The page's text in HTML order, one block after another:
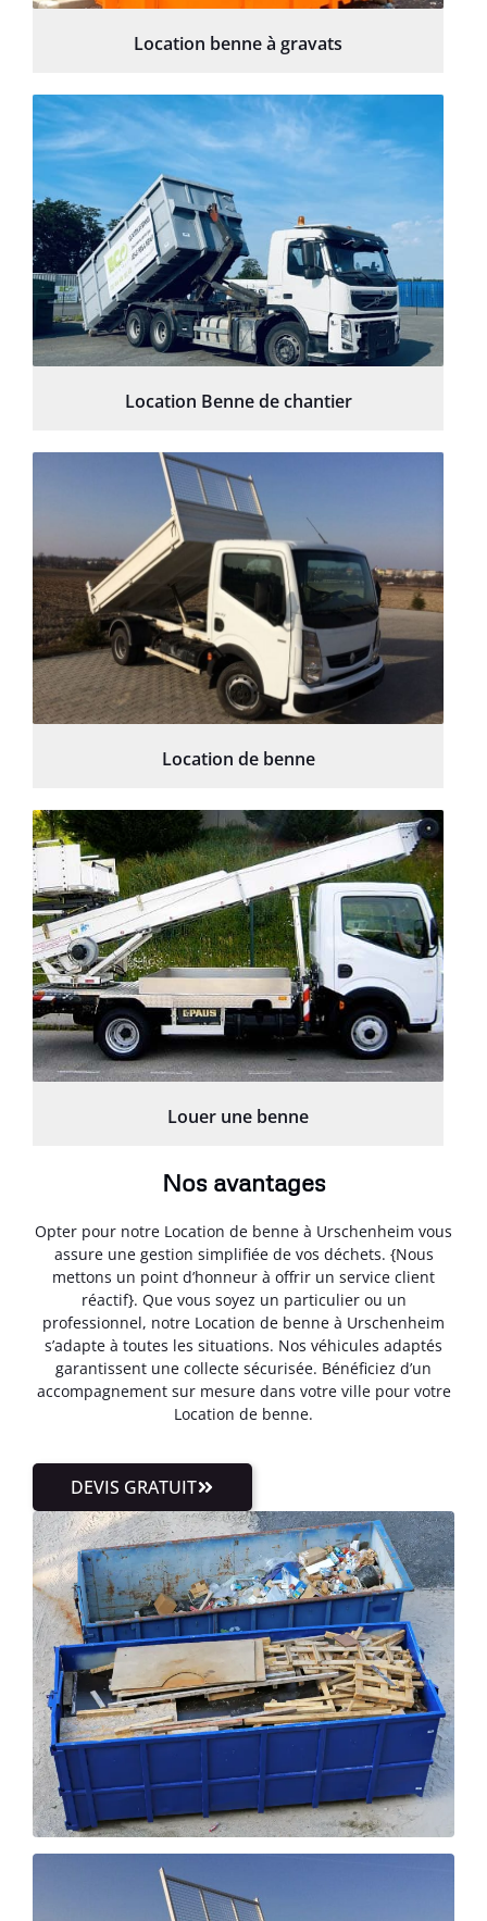
Location benne à gravats
Location Benne de chantier
Location de benne
Louer une benne
Nos avantages
Opter pour notre Location de benne à Urschenheim vous
assure une gestion simplifiée de vos déchets. {Nous
mettons un point d’honneur à offrir un service client
réactif}. Que vous soyez un particulier ou un
professionnel, notre Location de benne à Urschenheim
s’adapte à toutes les situations. Nos véhicules adaptés
garantissent une collecte sécurisée. Bénéficiez d’un
accompagnement sur mesure dans votre ville pour votre
Location de benne.
DEVIS GRATUIT